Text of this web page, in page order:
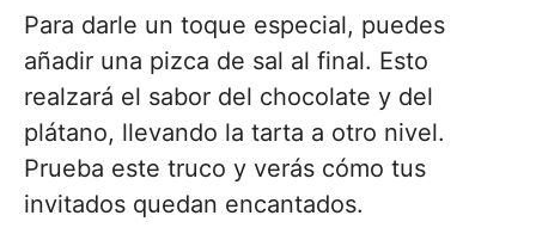
Para darle un toque especial, puedes
añadir una pizca de sal al final. Esto
realzará el sabor del chocolate y del
plátano, llevando la tarta a otro nivel.
Prueba este truco y verás cómo tus
invitados quedan encantados.